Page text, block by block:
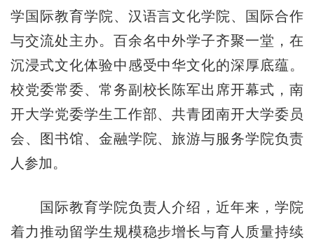
学国际教育学院、汉语言文化学院、国际合作
与交流处主办。百余名中外学子齐聚一堂，在
沉浸式文化体验中感受中华文化的深厚底蕴。
校党委常委、常务副校长陈军出席开幕式，南
开大学党委学生工作部、共青团南开大学委员
会、图书馆、金融学院、旅游与服务学院负责
人参加。
国际教育学院负责人介绍，近年来，学院
着力推动留学生规模稳步增长与育人质量持续